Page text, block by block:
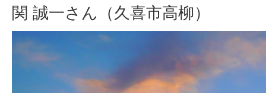
関 誠一さん（久喜市高柳）